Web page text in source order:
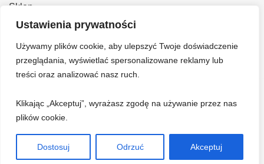
Ustawienia prywatności
Używamy plików cookie, aby ulepszyć Twoje doświadczenie
przeglądania, wyświetlać spersonalizowane reklamy lub
treści oraz analizować nasz ruch.
Klikając „Akceptuj”, wyrażasz zgodę na używanie przez nas
plików cookie.
Dostosuj Odrzuć Akceptuj
Sklep
Kontakt
Konto
Koszyk
© 2026 Hempi - Bazar konopny. Wszelkie prawa